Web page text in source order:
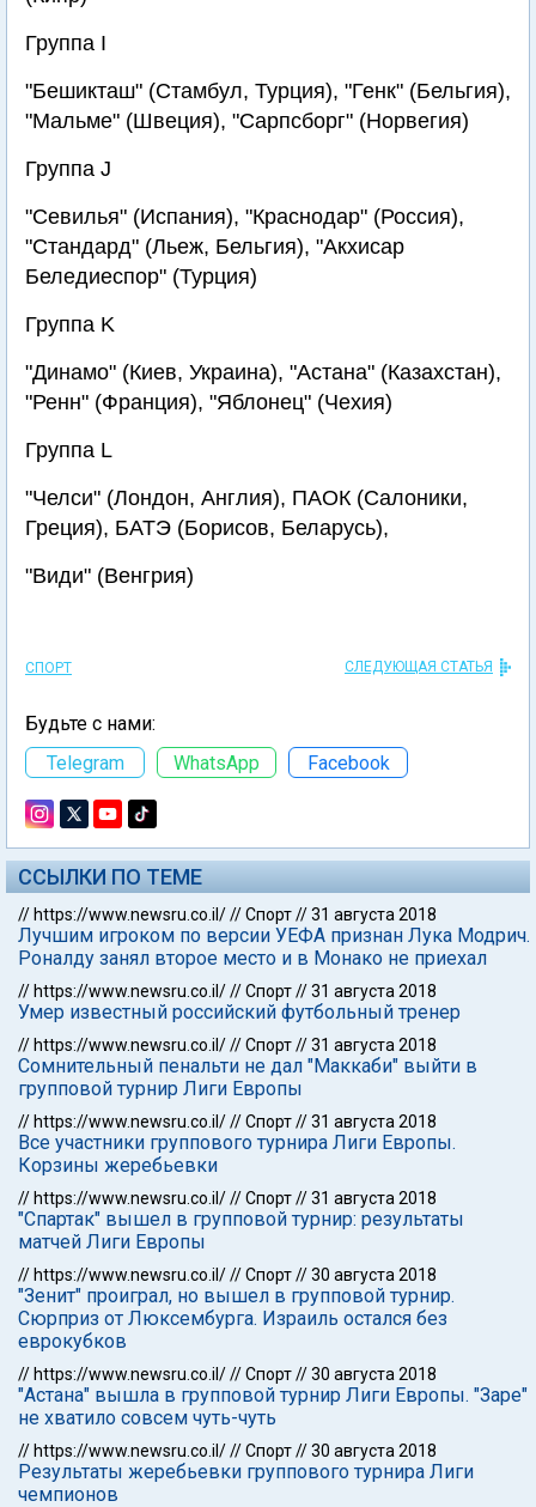
Группа I
"Бешикташ" (Стамбул, Турция), "Генк" (Бельгия),
"Мальме" (Швеция), "Сарпсборг" (Норвегия)
Группа J
"Севилья" (Испания), "Краснодар" (Россия),
"Стандард" (Льеж, Бельгия), "Акхисар
Беледиеспор" (Турция)
Группа K
"Динамо" (Киев, Украина), "Астана" (Казахстан),
"Ренн" (Франция), "Яблонец" (Чехия)
Группа L
"Челси" (Лондон, Англия), ПАОК (Салоники,
Греция), БАТЭ (Борисов, Беларусь),
"Види" (Венгрия)
СПОРТ СЛЕДУЮЩАЯ СТАТЬЯ
Будьте с нами:
Telegram
WhatsApp Facebook
ССЫЛКИ ПО ТЕМЕ
// https://www.newsru.co.il///Спорт//31 августа 2018
Лучшим игроком по версии УЕФА признан Лука Модрич.
Роналду занял второе место и в Монако не приехал
// https://www.newsru.co.il///Спорт//31 августа 2018
Умер известный российский футбольный тренер
// https://www.newsru.co.il///Спорт//31 августа 2018
Сомнительный пенальти не дал "Маккаби" выйти в
групповой турнир Лиги Европы
// https://www.newsru.co.il///Спорт//31 августа 2018
Все участники группового турнира Лиги Европы.
Корзины жеребьевки
// https://www.newsru.co.il///Спорт//31 августа 2018
"Спартак" вышел в групповой турнир: результаты
матчей Лиги Европы
// https://www.newsru.co.il///Спорт//30 августа 2018
"Зенит" проиграл, но вышел в групповой турнир.
Сюрприз от Люксембурга. Израиль остался без
еврокубков
// https://www.newsru.co.il///Спорт//30 августа 2018
"Астана" вышла в групповой турнир Лиги Европы. "Заре"
не хватило совсем чуть-чуть
// https://www.newsru.co.il///Спорт//30 августа 2018
Результаты жеребьевки группового турнира Лиги
чемпионов